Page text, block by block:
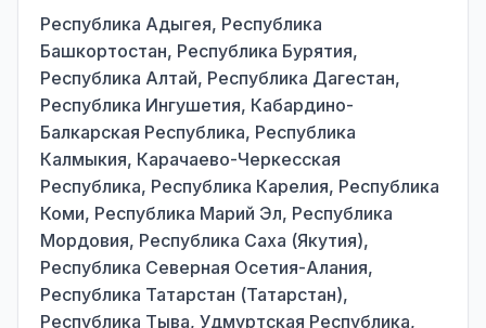
Республика Адыгея, Республика
Башкортостан, Республика Бурятия,
Республика Алтай, Республика Дагестан,
Республика Ингушетия, Кабардино-
Балкарская Республика, Республика
Калмыкия, Карачаево-Черкесская
Республика, Республика Карелия, Республика
Коми, Республика Марий Эл, Республика
Мордовия, Республика Саха (Якутия),
Республика Северная Осетия-Алания,
Республика Татарстан (Татарстан),
Республика Тыва, Удмуртская Республика,